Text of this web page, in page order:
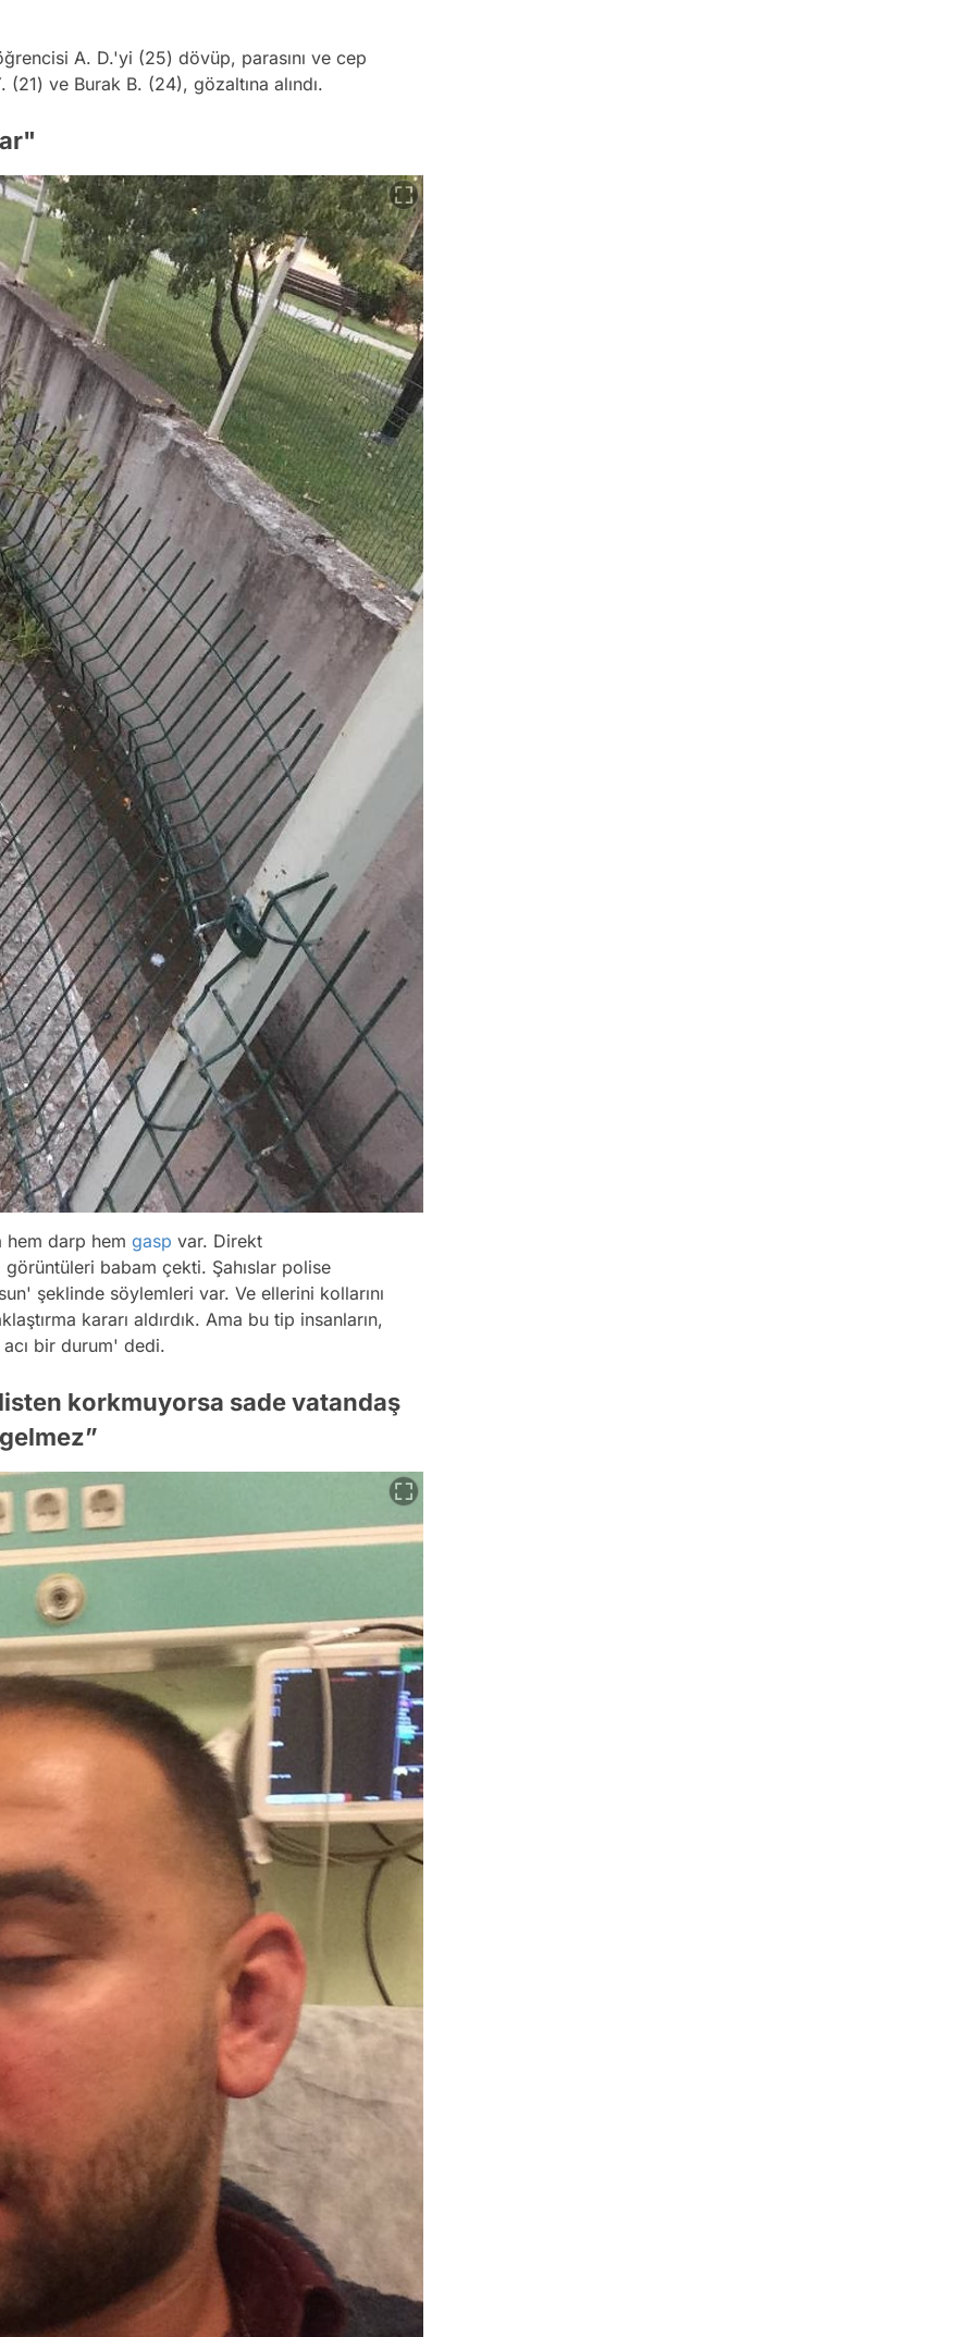
A. D.'yi (25) dövüp, parasını ve cep
ve Burak B. (24), gözaltına alındı.
hem darp hem gasp var. Direkt
babam çekti. Şahıslar polise
şeklinde söylemleri var. Ve ellerini kollarını
kararı aldırdık. Ama bu tip insanların,
bir durum' dedi.
korkmuyorsa sade vatandaş